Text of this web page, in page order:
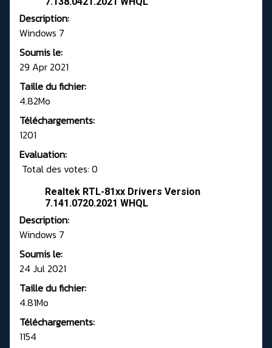
Description:
Windows 7
Soumis le:
29 Apr 2021
Taille du fichier:
4.82Mo
Téléchargements:
1201
Evaluation:
Total des votes: 0
Realtek RTL-81xx Drivers Version
7.141.0720.2021 WHQL
Description:
Windows 7
Soumis le:
24 Jul 2021
Taille du fichier:
4.81Mo
Téléchargements:
1154